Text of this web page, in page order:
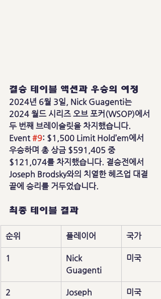
결승 테이블 액션과 우승의 여정
2024년 6월 3일, Nick Guagenti는
2024 월드 시리즈 오브 포커(WSOP)에서
두 번째 브레이슬릿을 차지했습니다.
Event #9: $1,500 Limit Hold’em에서
우승하며 총 상금 $591,405 중
$121,074를 차지했습니다. 결승전에서
Joseph Brodsky와의 치열한 헤즈업 대결
끝에 승리를 거두었습니다.
최종 테이블 결과
순위 플레이어 국가
1
Nick
Guagenti
미국
2
Joseph
미국